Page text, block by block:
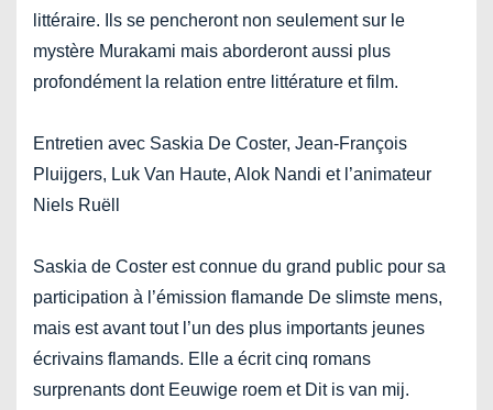
littéraire. Ils se pencheront non seulement sur le
mystère Murakami mais aborderont aussi plus
profondément la relation entre littérature et film.
Entretien avec Saskia De Coster, Jean-François
Pluijgers, Luk Van Haute, Alok Nandi et l’animateur
Niels Ruëll
Saskia de Coster est connue du grand public pour sa
participation à l’émission flamande De slimste mens,
mais est avant tout l’un des plus importants jeunes
écrivains flamands. Elle a écrit cinq romans
surprenants dont Eeuwige roem et Dit is van mij.